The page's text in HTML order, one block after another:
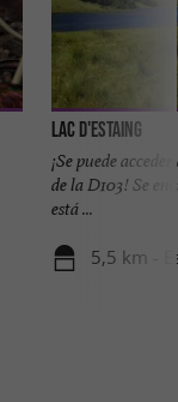
Lac d'Estaing
¡Se puede
de la D103! Se
está ...
5,5 km -